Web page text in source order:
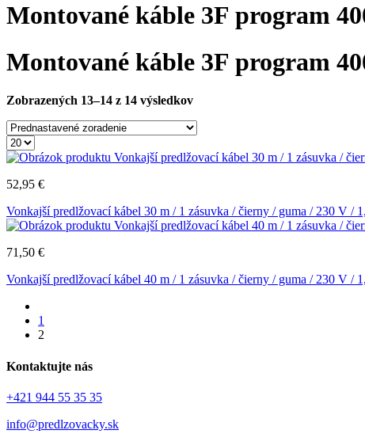
Montované káble 3F program
Montované káble 3F program
Zobrazených 13–14 z 14 výsledkov
52,95 €
Vonkajší predlžovací kábel 30 m / 1 zásuvka / čierny / guma / 230 V /
71,50 €
Vonkajší predlžovací kábel 40 m / 1 zásuvka / čierny / guma / 230 V /
1
2
Kontaktujte nás
+421 944 55 35 35
info@predlzovacky.sk